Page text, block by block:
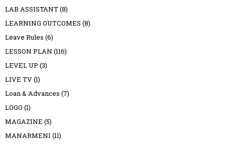
LAB ASSISTANT(8)
LEARNING OUTCOMES (8)
Leave Rules (6)
LESSON PLAN (116)
LEVEL UP (3)
LIVE TV(1)
Loan & Advances (7)
LOGO (1)
MAGAZINE (5)
MANARMENI (11)